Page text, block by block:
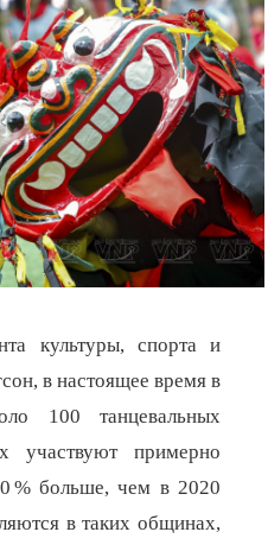
культуры, спорта и
в настоящее время в
100 танцевальных
участвуют примерно
% больше, чем в 2020
в таких общинах,